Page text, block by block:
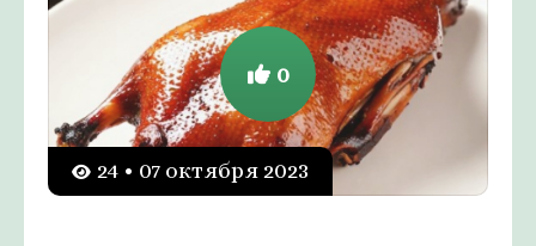
24 • 07 октября 2023
0